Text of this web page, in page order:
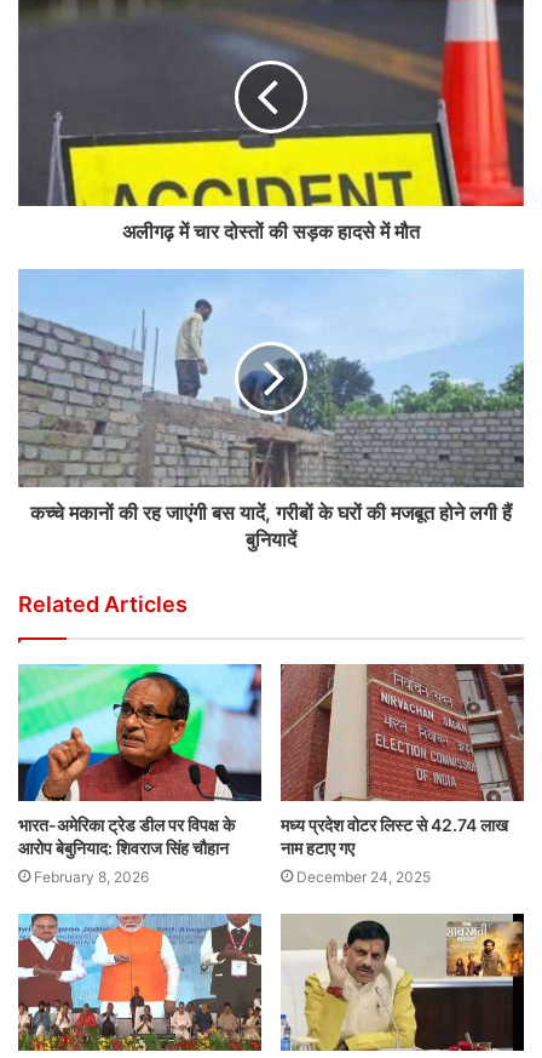
अलीगढ़ में चार दोस्तों की सड़क हादसे में मौत
कच्चे मकानों की रह जाएंगी बस यादें, गरीबों के घरों की मजबूत होने लगी हैं
बुनियादें
Related Articles
भारत-अमेरिका ट्रेड डील पर विपक्ष के
आरोप बेबुनियाद: शिवराज सिंह चौहान
February 8, 2026
मध्य प्रदेश वोटर लिस्ट से 42.74 लाख
नाम हटाए गए
December 24, 2025